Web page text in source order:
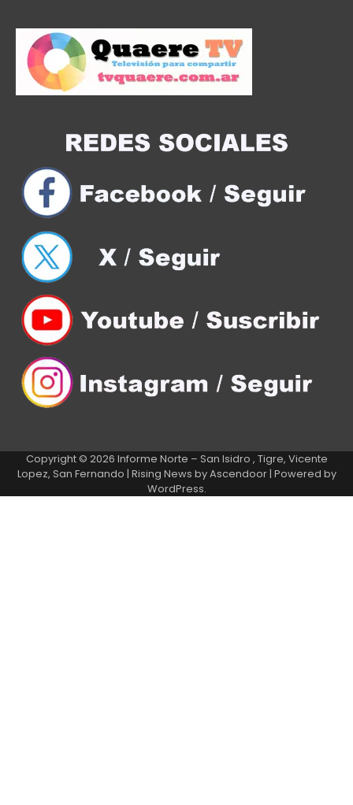
Copyright © 2026 Informe Norte – San Isidro , Tigre, Vicente
Lopez, San Fernando | Rising News byAscendoor| Powered by
WordPress.